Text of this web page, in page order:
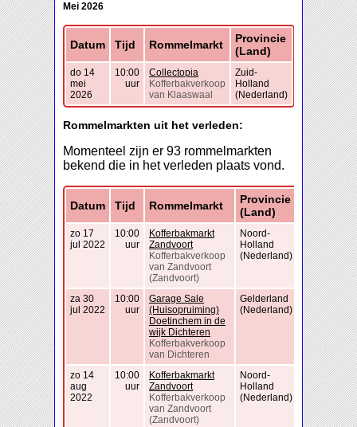
Mei 2026
Datum Tijd Rommelmarkt
Provincie
(Land)
do 14
mei
2026
10:00
uur
Collectopia
Kofferbakverkoop
van Klaaswaal
Zuid-
Holland
(Nederland)
Rommelmarkten uit het verleden:
Momenteel zijn er 93 rommelmarkten
bekend die in het verleden plaats vond.
Datum Tijd Rommelmarkt
Provincie
(Land)
zo 17
jul 2022
10:00
uur
Kofferbakmarkt
Zandvoort
Kofferbakverkoop
van Zandvoort
(Zandvoort)
Noord-
Holland
(Nederland)
za 30
jul 2022
10:00
uur
Garage Sale
(Huisopruiming)
Doetinchem in de
wijk Dichteren
Kofferbakverkoop
van Dichteren
Gelderland
(Nederland)
zo 14
aug
2022
10:00
uur
Kofferbakmarkt
Zandvoort
Kofferbakverkoop
van Zandvoort
(Zandvoort)
Noord-
Holland
(Nederland)